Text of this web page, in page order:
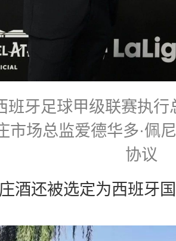
班牙足球甲级联赛执行
市场总监爱德华多·佩
协议
酒还被选定为西班牙